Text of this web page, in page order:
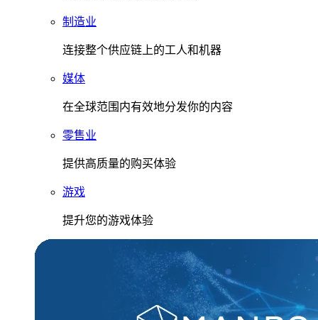
制造业
连接整个供应链上的工人和机器
媒体
在全球范围内有效地分发你的内容
零售业
提供高质量的购买体验
游戏
提升您的游戏体验